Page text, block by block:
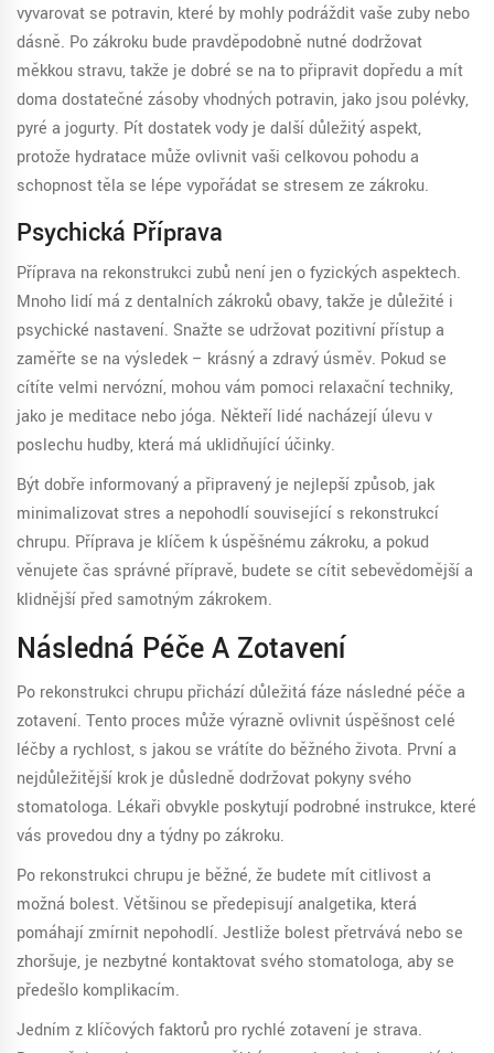
vyvarovat se potravin, které by mohly podráždit vaše zuby nebo
dásně. Po zákroku bude pravděpodobně nutné dodržovat
měkkou stravu, takže je dobré se na to připravit dopředu a mít
doma dostatečné zásoby vhodných potravin, jako jsou polévky,
pyré a jogurty. Pít dostatek vody je další důležitý aspekt,
protože hydratace může ovlivnit vaši celkovou pohodu a
schopnost těla se lépe vypořádat se stresem ze zákroku.
Psychická Příprava
Příprava na rekonstrukci zubů není jen o fyzických aspektech.
Mnoho lidí má z dentalních zákroků obavy, takže je důležité i
psychické nastavení. Snažte se udržovat pozitivní přístup a
zaměřte se na výsledek – krásný a zdravý úsměv. Pokud se
cítíte velmi nervózní, mohou vám pomoci relaxační techniky,
jako je meditace nebo jóga. Někteří lidé nacházejí úlevu v
poslechu hudby, která má uklidňující účinky.
Být dobře informovaný a připravený je nejlepší způsob, jak
minimalizovat stres a nepohodlí související s rekonstrukcí
chrupu. Příprava je klíčem k úspěšnému zákroku, a pokud
věnujete čas správné přípravě, budete se cítit sebevědomější a
klidnější před samotným zákrokem.
Následná Péče A Zotavení
Po rekonstrukci chrupu přichází důležitá fáze následné péče a
zotavení. Tento proces může výrazně ovlivnit úspěšnost celé
léčby a rychlost, s jakou se vrátíte do běžného života. První a
nejdůležitější krok je důsledně dodržovat pokyny svého
stomatologa. Lékaři obvykle poskytují podrobné instrukce, které
vás provedou dny a týdny po zákroku.
Po rekonstrukci chrupu je běžné, že budete mít citlivost a
možná bolest. Většinou se předepisují analgetika, která
pomáhají zmírnit nepohodlí. Jestliže bolest přetrvává nebo se
zhoršuje, je nezbytné kontaktovat svého stomatologa, aby se
předešlo komplikacím.
Jedním z klíčových faktorů pro rychlé zotavení je strava.